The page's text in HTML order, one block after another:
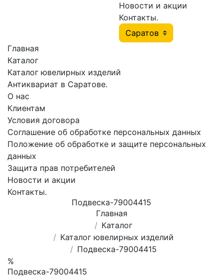
Новости и акции
Контакты.
Главная
Каталог
Каталог ювелирных изделий
Антиквариат в Саратове.
О нас
Клиентам
Условия договора
Соглашение об обработке персональных данных
Положение об обработке и защите персональных
данных
Защита прав потребителей
Новости и акции
Контакты.
Подвеска-79004415
Главная
Каталог
Каталог ювелирных изделий
Подвеска-79004415
%
Подвеска-79004415